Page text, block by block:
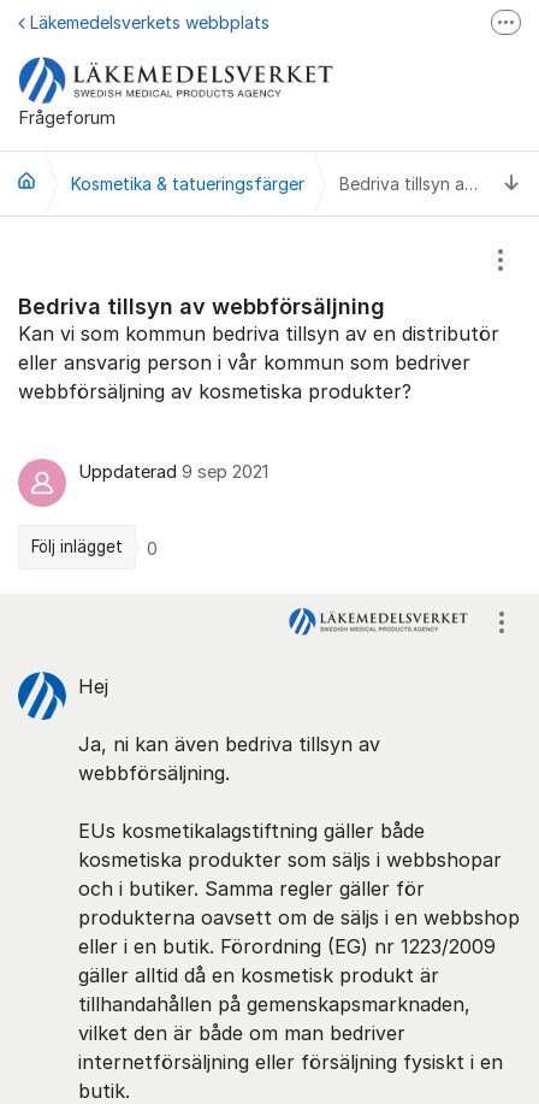
Hoppa till innehåll
Frågeforum
Läkemedelsverkets webbplats
Läkemedelsupplysningen
Läkemedelsverket på Facebook
Kosmetika & tatueringsfärger Bedriva tillsyn av webbförsäljning
Bedriva tillsyn av webbförsäljning
Kan vi som kommun bedriva tillsyn av en distributör
eller ansvarig person i vår kommun som bedriver
webbförsäljning av kosmetiska produkter?
Uppdaterad 9 sep 2021
Följ inlägget 0
Hej
Ja, ni kan även bedriva tillsyn av
webbförsäljning.
EUs kosmetikalagstiftning gäller både
kosmetiska produkter som säljs i webbshopar
och i butiker. Samma regler gäller för
produkterna oavsett om de säljs i en webbshop
eller i en butik. Förordning (EG) nr 1223/2009
gäller alltid då en kosmetisk produkt är
tillhandahållen på gemenskapsmarknaden,
vilket den är både om man bedriver
internetförsäljning eller försäljning fysiskt i en
butik.